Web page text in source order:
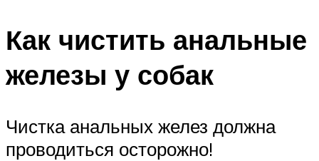
Как чистить анальные
железы у собак
Чистка анальных желез должна
проводиться осторожно!